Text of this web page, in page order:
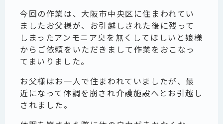
今回の作業は、大阪市中央区に住まわれてい
ましたお父様が、お引越しされた後に残って
しまったアンモニア臭を無くしてほしいと娘様
からご依頼をいただきまして作業をおこなっ
てまいりました。
お父様はお一人で住まわれていましたが、最
近になって体調を崩され介護施設へとお引越し
されました。